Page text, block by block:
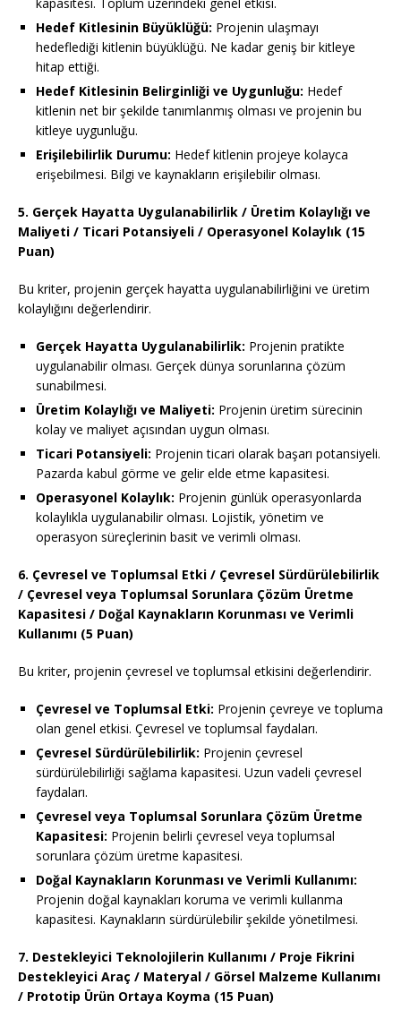
Hedef Kitlesinin Büyüklüğü: Projenin ulaşmayı
hedeflediği kitlenin büyüklüğü. Ne kadar geniş bir kitleye
hitap ettiği.
Hedef Kitlesinin Belirginliği ve Uygunluğu: Hedef
kitlenin net bir şekilde tanımlanmış olması ve projenin bu
kitleye uygunluğu.
Erişilebilirlik Durumu: Hedef kitlenin projeye kolayca
erişebilmesi. Bilgi ve kaynakların erişilebilir olması.
5. Gerçek Hayatta Uygulanabilirlik / Üretim Kolaylığı ve
Maliyeti / Ticari Potansiyeli / Operasyonel Kolaylık (15
Puan)
Bu kriter, projenin gerçek hayatta uygulanabilirliğini ve üretim
kolaylığını değerlendirir.
Gerçek Hayatta Uygulanabilirlik: Projenin pratikte
uygulanabilir olması. Gerçek dünya sorunlarına çözüm
sunabilmesi.
Üretim Kolaylığı ve Maliyeti: Projenin üretim sürecinin
kolay ve maliyet açısından uygun olması.
Ticari Potansiyeli: Projenin ticari olarak başarı potansiyeli.
Pazarda kabul görme ve gelir elde etme kapasitesi.
Operasyonel Kolaylık: Projenin günlük operasyonlarda
kolaylıkla uygulanabilir olması. Lojistik, yönetim ve
operasyon süreçlerinin basit ve verimli olması.
6. Çevresel ve Toplumsal Etki / Çevresel Sürdürülebilirlik
/ Çevresel veya Toplumsal Sorunlara Çözüm Üretme
Kapasitesi / Doğal Kaynakların Korunması ve Verimli
Kullanımı (5 Puan)
Bu kriter, projenin çevresel ve toplumsal etkisini değerlendirir.
Çevresel ve Toplumsal Etki: Projenin çevreye ve topluma
olan genel etkisi. Çevresel ve toplumsal faydaları.
Çevresel Sürdürülebilirlik: Projenin çevresel
sürdürülebilirliği sağlama kapasitesi. Uzun vadeli çevresel
faydaları.
Çevresel veya Toplumsal Sorunlara Çözüm Üretme
Kapasitesi: Projenin belirli çevresel veya toplumsal
sorunlara çözüm üretme kapasitesi.
Doğal Kaynakların Korunması ve Verimli Kullanımı:
Projenin doğal kaynakları koruma ve verimli kullanma
kapasitesi. Kaynakların sürdürülebilir şekilde yönetilmesi.
7. Destekleyici Teknolojilerin Kullanımı / Proje Fikrini
Destekleyici Araç / Materyal / Görsel Malzeme Kullanımı
/ Prototip Ürün Ortaya Koyma (15 Puan)